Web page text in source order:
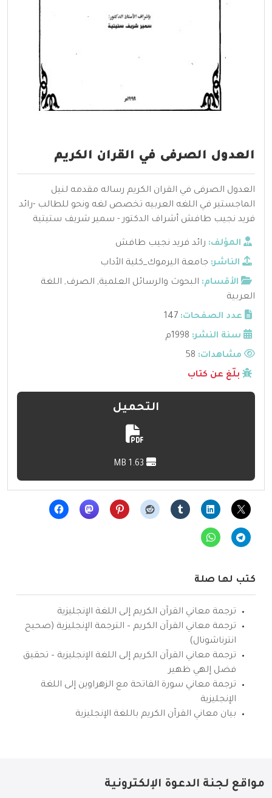
العدول الصرفى في القران الكريم
العدول الصرفى في القران الكريم رساله مقدمه لنيل
الماجستير في اللغه العربيه تخصص لغه ونحو للطالب -رائد
فريد نجيب طافش أشراف الدكتور - سمير شريف ستيتية
المؤلف: رائد فريد نجيب طافش
الناشر: جامعة اليرموك_كلية الأداب
الأقسام: البحوث والرسائل العلمية, الصرف, اللغة
العربية
عدد الصفحات: 147
سنة النشر: 1998م
مشاهدات:
بلّغ عن كتاب
التحميل
كتب لها صلة
ترجمة معاني القرآن الكريم إلى اللغة الإنجليزية
ترجمة معاني القرآن الكريم – الترجمة الإنجليزية (صحيح
انترناشونال)
ترجمة معاني القرآن الكريم إلى اللغة الإنجليزية – تحقيق
فضل إلهي ظهير
ترجمة معاني سورة الفاتحة مع الزهراوين إلى اللغة
الإنجليزية
بيان معاني القرآن الكريم باللغة الإنجليزية
مواقع لجنة الدعوة الإلكترونية